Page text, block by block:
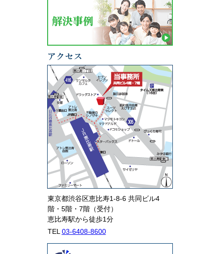
東京都渋谷区恵比寿1-8-6 共同ビル4
階・5階・7階（受付）
恵比寿駅から徒歩1分
TEL 03-6408-8600